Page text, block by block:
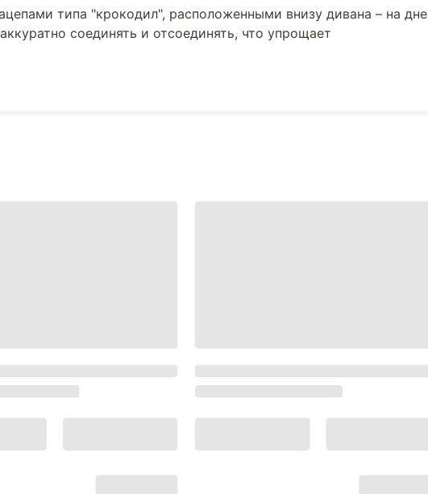
типа "крокодил", расположенными внизу дивана – на дне
соединять и отсоединять, что упрощает